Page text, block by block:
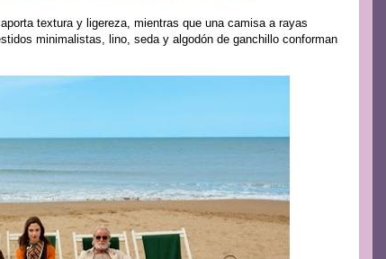
textura y ligereza, mientras que una camisa a rayas
minimalistas, lino, seda y algodón de ganchillo conforman